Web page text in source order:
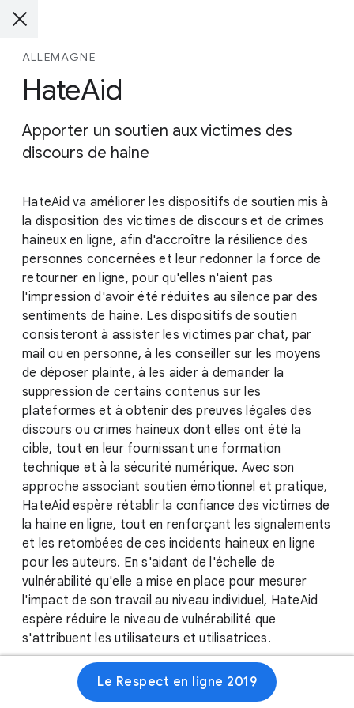
ALLEMAGNE
HateAid
Apporter un soutien aux victimes des
discours de haine
HateAid va améliorer les dispositifs de soutien mis à
la disposition des victimes de discours et de crimes
haineux en ligne, afin d'accroître la résilience des
personnes concernées et leur redonner la force de
retourner en ligne, pour qu'elles n'aient pas
l'impression d'avoir été réduites au silence par des
sentiments de haine. Les dispositifs de soutien
consisteront à assister les victimes par chat, par
mail ou en personne, à les conseiller sur les moyens
de déposer plainte, à les aider à demander la
suppression de certains contenus sur les
plateformes et à obtenir des preuves légales des
discours ou crimes haineux dont elles ont été la
cible, tout en leur fournissant une formation
technique et à la sécurité numérique. Avec son
approche associant soutien émotionnel et pratique,
HateAid espère rétablir la confiance des victimes de
la haine en ligne, tout en renforçant les signalements
et les retombées de ces incidents haineux en ligne
pour les auteurs. En s'aidant de l'échelle de
vulnérabilité qu'elle a mise en place pour mesurer
l'impact de son travail au niveau individuel, HateAid
espère réduire le niveau de vulnérabilité que
s'attribuent les utilisateurs et utilisatrices.
Le Respect en ligne 2019